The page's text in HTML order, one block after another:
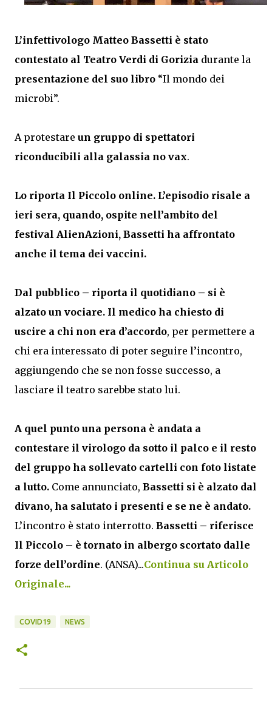
L’infettivologo Matteo Bassetti è stato
contestato al Teatro Verdi di Gorizia durante la
presentazione del suo libro “Il mondo dei
microbi”.
A protestare un gruppo di spettatori
riconducibili alla galassia no vax.
Lo riporta Il Piccolo online. L’episodio risale a
ieri sera, quando, ospite nell’ambito del
festival AlienAzioni, Bassetti ha affrontato
anche il tema dei vaccini.
Dal pubblico – riporta il quotidiano – si è
alzato un vociare. Il medico ha chiesto di
uscire a chi non era d’accordo, per permettere a
chi era interessato di poter seguire l’incontro,
aggiungendo che se non fosse successo, a
lasciare il teatro sarebbe stato lui.
A quel punto una persona è andata a
contestare il virologo da sotto il palco e il resto
del gruppo ha sollevato cartelli con foto listate
a lutto. Come annunciato, Bassetti si è alzato dal
divano, ha salutato i presenti e se ne è andato.
L’incontro è stato interrotto. Bassetti – riferisce
Il Piccolo – è tornato in albergo scortato dalle
forze dell’ordine. (ANSA)...Continua su Articolo
Originale...
COVID19 NEWS